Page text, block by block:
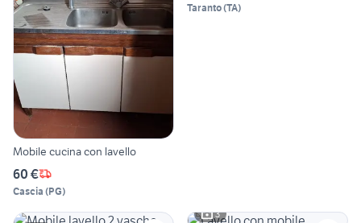
Mobile cucina con lavello
60 €
Cascia (PG)
Taranto(TA)
3